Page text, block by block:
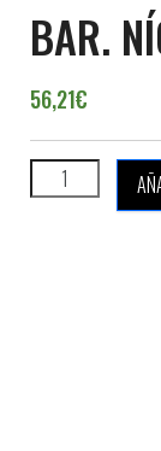
BAR.
56,21€
TECLINE SPG